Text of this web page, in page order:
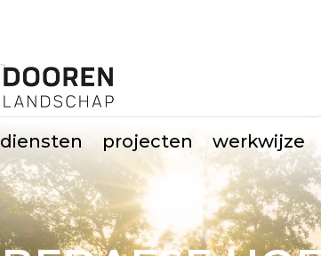
diensten projecten werkwijze